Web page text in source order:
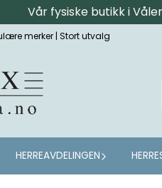
Vår fysiske butikk i
merker | Stort utvalg
HERREAVDELINGEN